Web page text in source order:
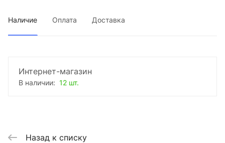
Наличие Оплата Доставка
Интернет-магазин
В наличии: 12 шт.
Назад к списку